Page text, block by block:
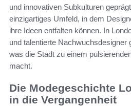
und innovativen Subkulturen
einzigartiges Umfeld, in dem
ihre Ideen entfalten können. In
und talentierte Nachwuchsdesigner
was die Stadt zu einem
macht.
Die Modegeschichte
in die Vergangenheit